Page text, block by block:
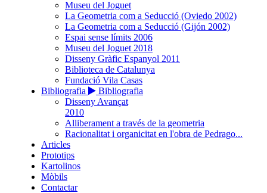
Museu del Joguet
La Geometria com a Seducció (Oviedo 2002)
La Geometria com a Seducció (Gijón 2002)
Espai sense límits 2006
Museu del Joguet 2018
Disseny Gràfic Espanyol 2011
Biblioteca de Catalunya
Fundació Vila Casas
Bibliografia
Bibliografia
Disseny Avançat
2010
Alliberament a través de la geometria
Racionalitat i organicitat en l'obra de Pedrago...
Articles
Prototips
Kartolinos
Mòbils
Contactar